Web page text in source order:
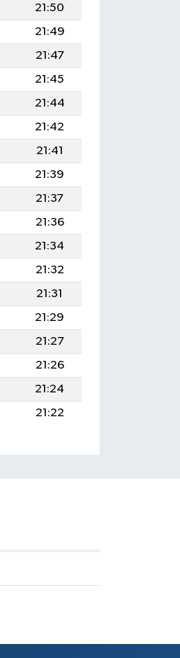
21:50
21:49
21:47
21:45
21:44
21:42
21:41
21:39
21:37
21:36
21:34
21:32
21:31
21:29
21:27
21:26
21:24
21:22